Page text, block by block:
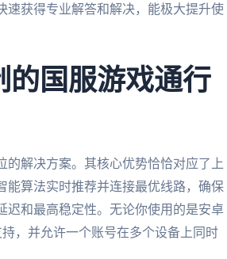
速获得专业解答和解决，能极大提升使
的国服游戏通行
的解决方案。其核心优势恰恰对应了上
能算法实时推荐并连接最优线路，确保
迟和最高稳定性。无论你使用的是安卓
，并允许一个账号在多个设备上同时